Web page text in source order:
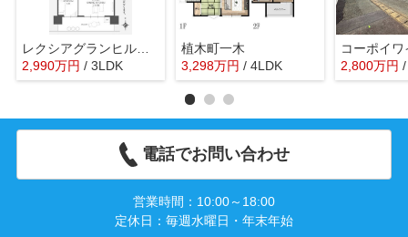
レクシアグランヒルズ楠中央通り
2,990万円 / 3LDK
植木町一木
3,298万円 / 4LDK
コーポイ
2,800万円
電話でお問い合わせ
営業時間：10:00～18:00
定休日：毎週水曜日・年末年始